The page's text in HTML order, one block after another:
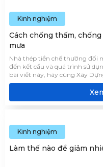
Kinh nghiệm
Cách chống thấm,
mưa
Nhà thép tiền chế thường đối
đến kết cấu và quá trình sử
bài viết này, hãy cùng Xây
thấm dột phổ biến cũng như
dột giúp bảo vệ công trình
Kinh nghiệm
Làm thế nào để giảm